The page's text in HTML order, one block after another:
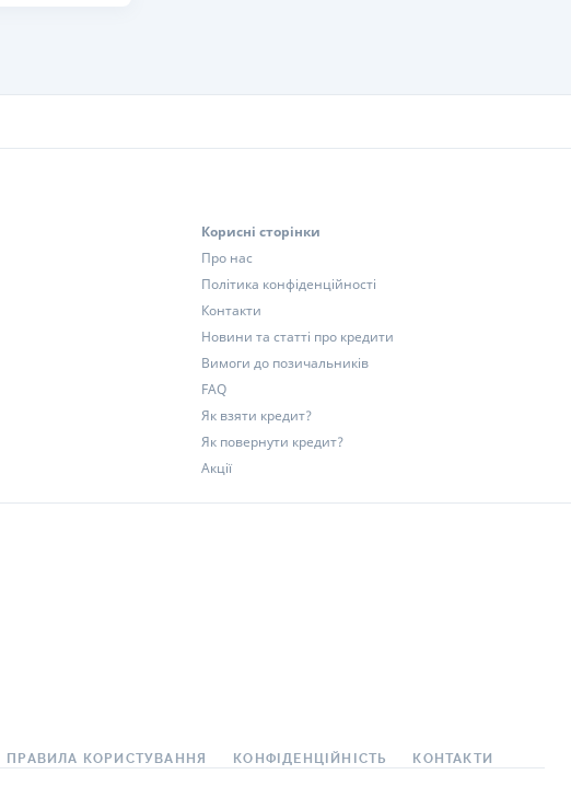
Корисні сторінки
Про нас
Політика конфіденційності
Контакти
Новини та статті про кредити
Вимоги до позичальників
FAQ
Як взяти кредит?
Як повернути кредит?
Акції
ПРАВИЛА КОРИСТУВАННЯ КОНФІДЕНЦІЙНІСТЬ КОНТАКТИ